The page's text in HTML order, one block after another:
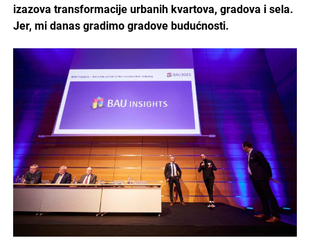
izazova transformacije urbanih kvartova, gradova i sela.
Jer, mi danas gradimo gradove budućnosti.